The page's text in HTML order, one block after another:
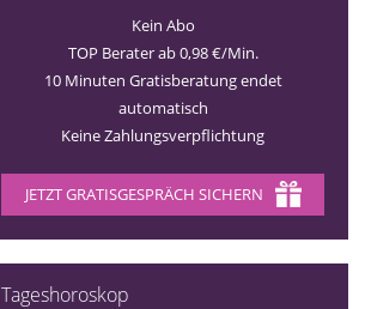
Kein Abo
TOP Berater ab 0,98 €/Min.
10 Minuten Gratisberatung endet
automatisch
Keine Zahlungsverpflichtung
JETZT GRATISGESPRÄCH SICHERN
Tageshoroskop